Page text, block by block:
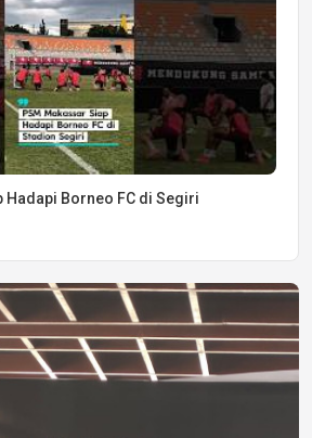
Hadapi Borneo FC di Segiri